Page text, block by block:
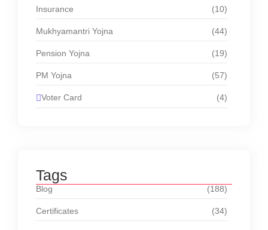
Insurance (10)
Mukhyamantri Yojna (44)
Pension Yojna (19)
PM Yojna (57)
Voter Card (4)
Tags
Blog (188)
Certificates (34)